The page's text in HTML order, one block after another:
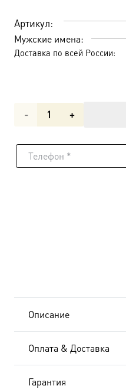
Артикул:
Мужские имена:
Доставка по всей России:
Количество
Марк
Описание
Оплата & Доставка
Гарантия